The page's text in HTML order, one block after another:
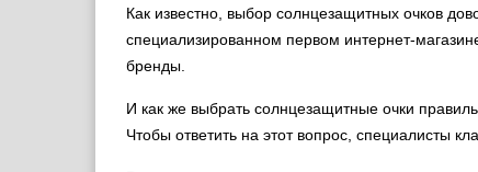
Как известно, выбор солнцезащитных очков
специализированном первом интернет-
бренды.
И как же выбрать солнцезащитные очки
Чтобы ответить на этот вопрос, специалисты